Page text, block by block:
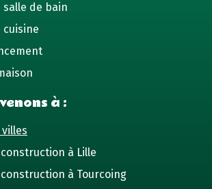
salle de bain
cuisine
à :
à Lille
à Tourcoing